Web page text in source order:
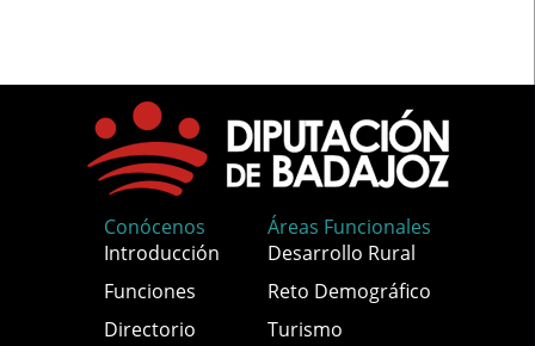
Conócenos
Introducción
Funciones
Directorio
Áreas Funcionales
Desarrollo Rural
Reto Demográfico
Turismo